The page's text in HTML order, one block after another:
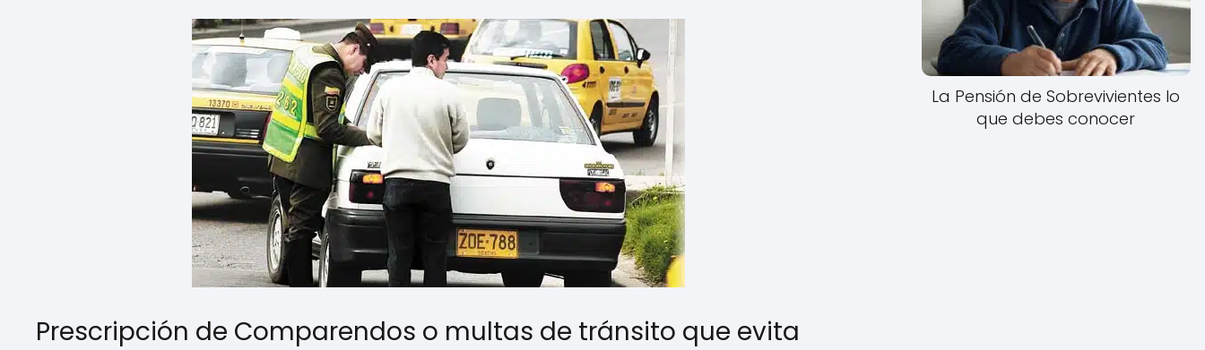
Prescripción de Comparendos o multas de tránsito que evita
La Pensión de Sobrevivientes lo
que debes conocer